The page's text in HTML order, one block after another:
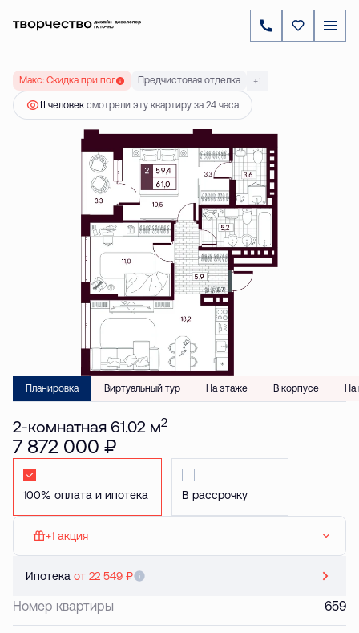
2-комнатная61.02 м
7 872 000 ₽
Макс: Скидка при полной оплате до 20 %
Предчистовая отделка +1
11 человек смотрели эту квартиру за 24 часа
Планировка Виртуальный тур На этаже В корпусе На
2-комнатная 61.02 м2
7 872 000 ₽
Стандартная Стандартная
+1 акция
Ипотека от 22 549 ₽
Номер квартиры 659